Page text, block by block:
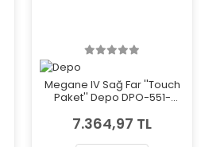
Megane IV Sağ Far ''Touch
Paket'' Depo DPO-551-
7.364,97 TL